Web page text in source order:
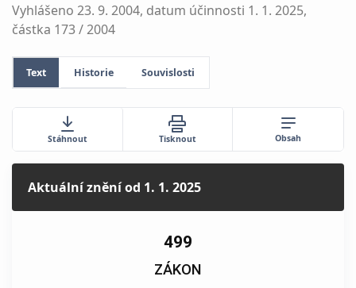
Vyhlášeno 23. 9. 2004, datum účinnosti 1. 1. 2025,
částka 173 / 2004
Text Historie Souvislosti
Stáhnout Tisknout Obsah
Aktuální zněníod 1. 1. 2025
499
ZÁKON